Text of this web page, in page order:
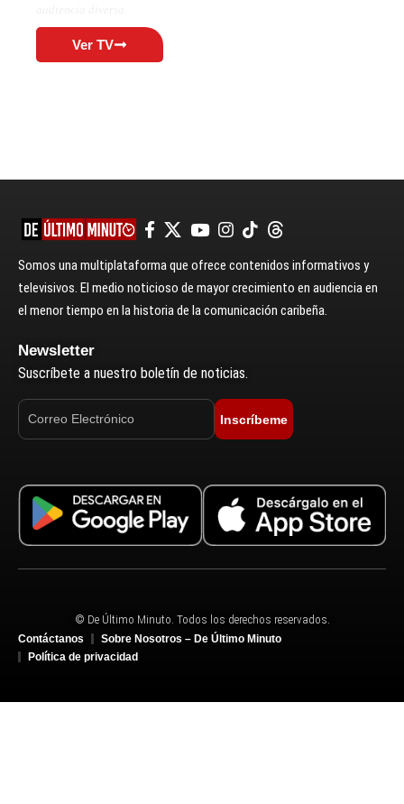
Ver TV
Somos una multiplataforma que ofrece contenidos informativos y
televisivos. El medio noticioso de mayor crecimiento en audiencia en
el menor tiempo en la historia de la comunicación caribeña.
Newsletter
Suscríbete a nuestro boletín de noticias.
Inscríbeme
© De Último Minuto. Todos los derechos reservados.
Contáctanos
Sobre Nosotros – De Último Minuto
Política de privacidad